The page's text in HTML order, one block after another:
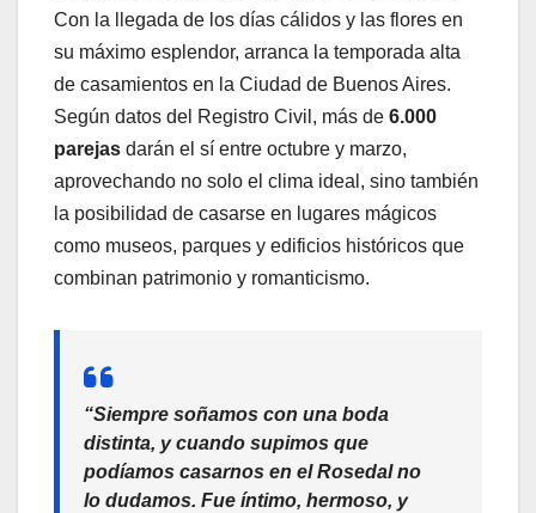
Con la llegada de los días cálidos y las flores en
su máximo esplendor, arranca la temporada alta
de casamientos en la Ciudad de Buenos Aires.
Según datos del Registro Civil, más de 6.000
parejas darán el sí entre octubre y marzo,
aprovechando no solo el clima ideal, sino también
la posibilidad de casarse en lugares mágicos
como museos, parques y edificios históricos que
combinan patrimonio y romanticismo.
“Siempre soñamos con una boda
distinta, y cuando supimos que
podíamos casarnos en el Rosedal no
lo dudamos. Fue íntimo, hermoso, y